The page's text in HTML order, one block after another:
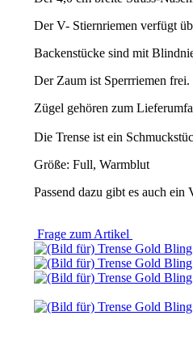
Der V- Stiernriemen verfügt
Backenstücke sind mit
Der Zaum ist Sperrriemen frei.
Zügel gehören zum
Die Trense ist ein
Größe: Full, Warmblut
Passend dazu gibt es auch
Frage zum Artikel